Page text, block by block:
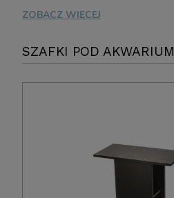
ZOBACZ WIĘCEJ
SZAFKI POD AKWARIUM